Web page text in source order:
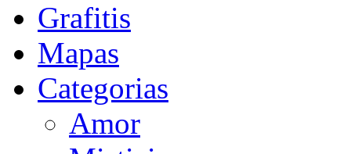
Grafitis
Mapas
Categorias
Amor